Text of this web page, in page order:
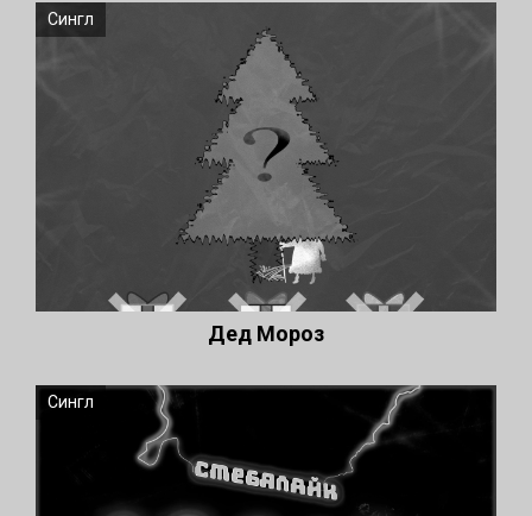
Сингл
Дед Мороз
Сингл